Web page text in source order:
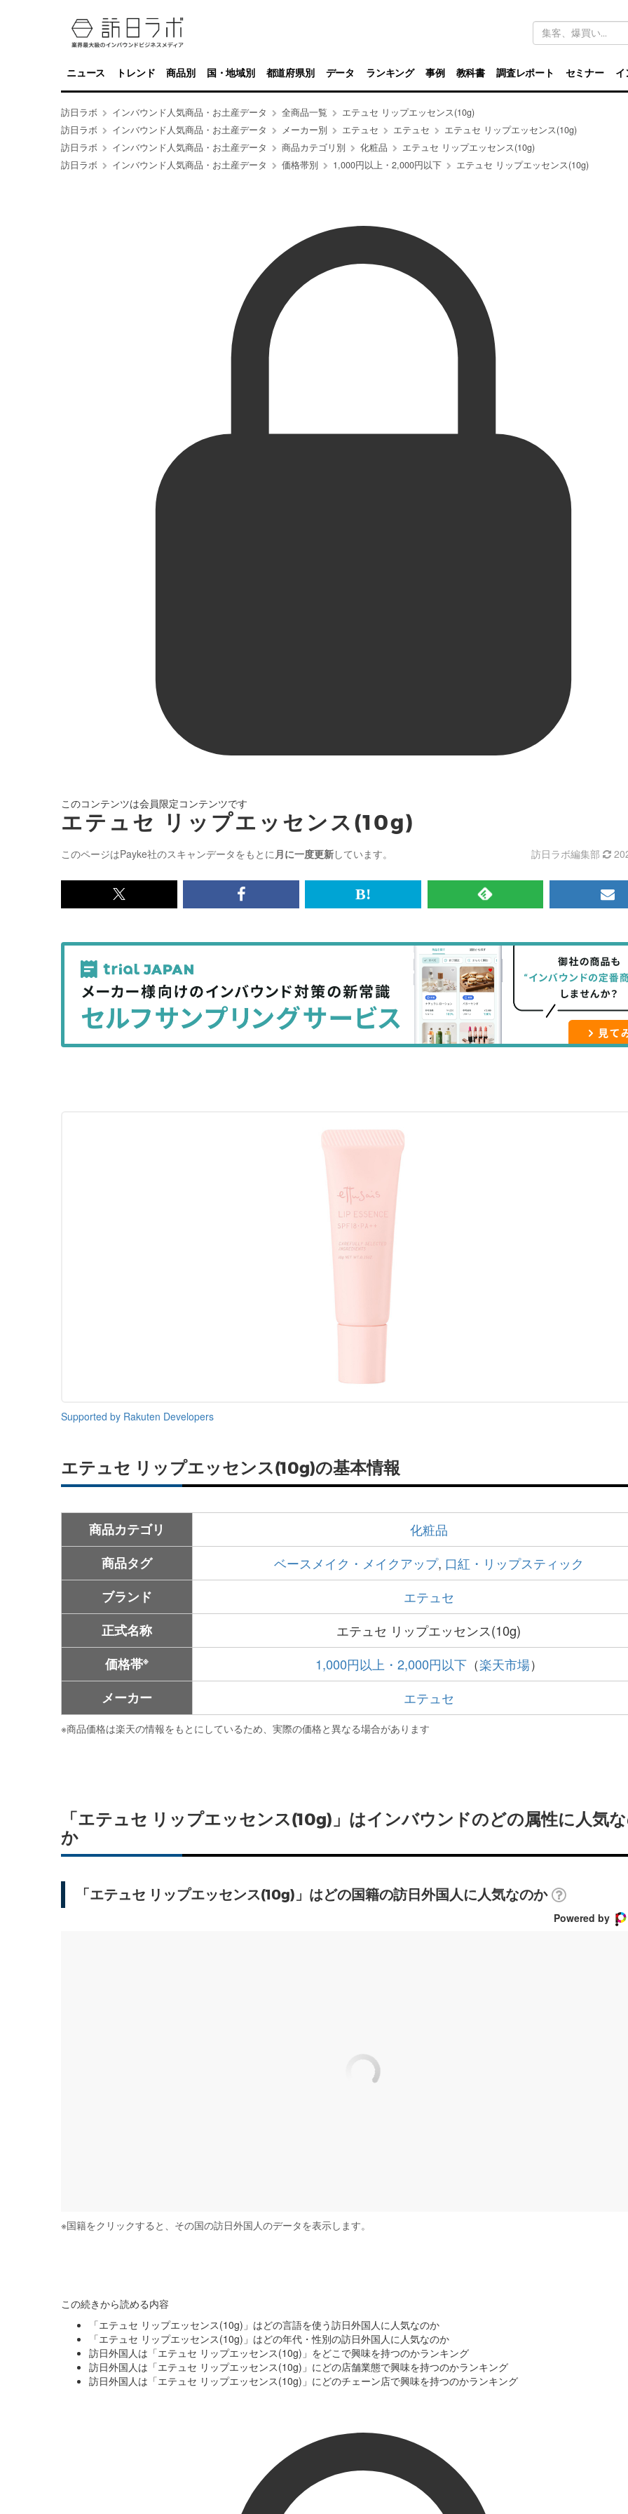
キ
ワ
ド
検
索
ニュース トレンド 商品別 国・地域別 都道府県別 データ ランキング 事例 教科書 調査レポート セミナー イ
訪日ラボ インバウンド人気商品・お土産データ 全商品一覧
エテュセ リップエッセンス(10g)
訪日ラボ
インバウンド人気商品・お土産データ メーカー別 エテュセ エテュセ
エテュセ リップエッセンス(10g)
訪日ラボ
インバウンド人気商品・お土産データ 商品カテゴリ別 化粧品
エテュセ リップエッセンス(10g)
訪日ラボ
インバウンド人気商品・お土産データ 価格帯別 1,000円以上・2,000円以下 エテュセ リップエッセンス(10g)
このコンテンツは会員限定コンテンツです
エテュセ リップエッセンス(10g)
このページはPayke社のスキャンデータをもとに 月に一度更新しています。 訪日ラボ編集部
x<br>
記
事
を
シ
ェ
Facebook<br>
記
を
シ
ェ
は
な
ッ
ク
マ
加
RSS
記
事
を
購
読
メ
マ
ガ
登
録
す
Supported by Rakuten Developers
エテュセ リップエッセンス(10g)の基本情報
商品カテゴリ
化粧品
商品タグ
ベースメイク・メイクアップ, 口紅・リップスティック
ブランド
エテュセ
正式名称
エテュセ リップエッセンス(10g)
価格帯※ 1,000円以上・2,000円以下（楽天市場）
メーカー
エテュセ
※商品価格は楽天の情報をもとにしているため、実際の価格と異なる場合があります
「エテュセ リップエッセンス(10g)」はインバウンドのどの属性に人気
か
「エテュセ リップエッセンス(10g)」はどの国籍の訪日外国人に人気なのか
Powered by
※国籍をクリックすると、その国の訪日外国人のデータを表示します。
この続きから読める内容
「エテュセ リップエッセンス(10g)」はどの言語を使う訪日外国人に人気なのか
「エテュセ リップエッセンス(10g)」はどの年代・性別の訪日外国人に人気なのか
訪日外国人は「エテュセ リップエッセンス(10g)」をどこで興味を持つのかランキング
訪日外国人は「エテュセ リップエッセンス(10g)」にどの店舗業態で興味を持つのかランキング
訪日外国人は「エテュセ リップエッセンス(10g)」にどのチェーン店で興味を持つのかランキング